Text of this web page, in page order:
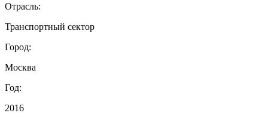
Отрасль:
Транспортный сектор
Город:
Москва
Год:
2016